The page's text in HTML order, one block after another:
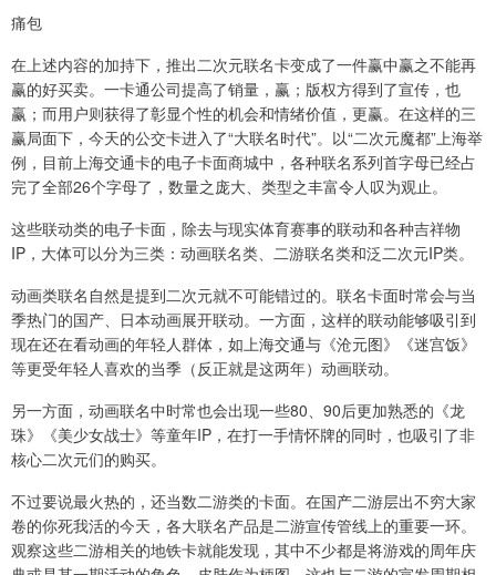
痛包
在上述内容的加持下，推出二次元联名卡变成了一件赢中赢之不能再
赢的好买卖。一卡通公司提高了销量，赢；版权方得到了宣传，也
赢；而用户则获得了彰显个性的机会和情绪价值，更赢。在这样的三
赢局面下，今天的公交卡进入了“大联名时代”。以“二次元魔都”上海举
例，目前上海交通卡的电子卡面商城中，各种联名系列首字母已经占
完了全部26个字母了，数量之庞大、类型之丰富令人叹为观止。
这些联动类的电子卡面，除去与现实体育赛事的联动和各种吉祥物
IP，大体可以分为三类：动画联名类、二游联名类和泛二次元IP类。
动画类联名自然是提到二次元就不可能错过的。联名卡面时常会与当
季热门的国产、日本动画展开联动。一方面，这样的联动能够吸引到
现在还在看动画的年轻人群体，如上海交通与《沧元图》《迷宫饭》
等更受年轻人喜欢的当季（反正就是这两年）动画联动。
另一方面，动画联名中时常也会出现一些80、90后更加熟悉的《龙
珠》《美少女战士》等童年IP，在打一手情怀牌的同时，也吸引了非
核心二次元们的购买。
不过要说最火热的，还当数二游类的卡面。在国产二游层出不穷大家
卷的你死我活的今天，各大联名产品是二游宣传管线上的重要一环。
观察这些二游相关的地铁卡就能发现，其中不少都是将游戏的周年庆